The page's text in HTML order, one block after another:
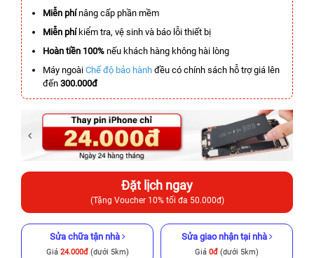
Miễn phínâng cấp phần mềm
Miễn phíkiểm tra, vệ sinh và báo lỗi thiết bị
Hoàn tiền 100% nếu khách hàng không hài lòng
Máy ngoài Chế độ bảo hành đều có chính sách hỗ trợ giá lên
đến 300.000đ
Đặt lịch ngay
(Tặng Voucher 10% tối đa 50.000đ)
Sửa chữa tận nhà
Giá 24.000đ(dưới 5km)
Sửa giao nhận tại nhà
Giá 0đ (dưới 5km)